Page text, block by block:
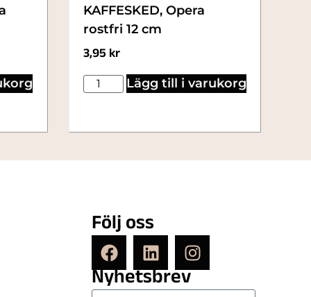
KAFFESKED, Opera
rostfri 12 cm
3,95 kr
Lägg till i varukorg
Följ oss
Nyhetsbrev